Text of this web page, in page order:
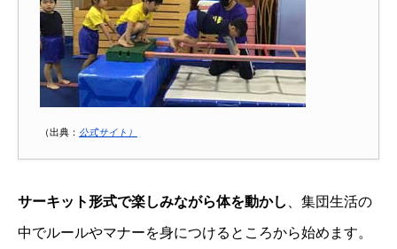
（出典： 公式サイト）
サーキット形式で楽しみながら体を動かし、集団生活の
中でルールやマナーを身につけるところから始めます。